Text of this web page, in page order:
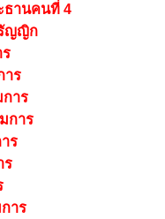
ธานคนที่ 4
ญญิก
าร
การ
การ
ร
ร
าร